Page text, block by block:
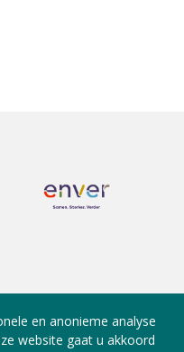
en anonieme analyse
website gaat u akkoord